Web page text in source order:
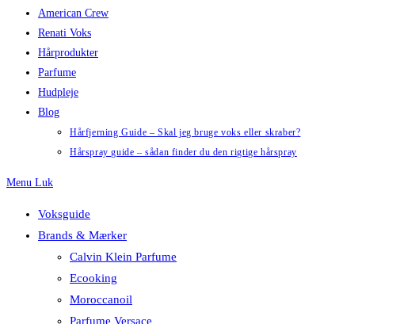
American Crew
Renati Voks
Hårprodukter
Parfume
Hudpleje
Blog
Hårfjerning Guide – Skal jeg bruge voks eller skraber?
Hårspray guide – sådan finder du den rigtige hårspray
Menu Luk
Voksguide
Brands & Mærker
Calvin Klein Parfume
Ecooking
Moroccanoil
Parfume Versace